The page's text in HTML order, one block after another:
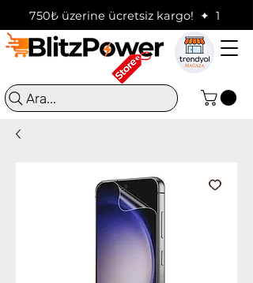
750₺ üzerine ücretsiz kargo!  ✦
Ara...